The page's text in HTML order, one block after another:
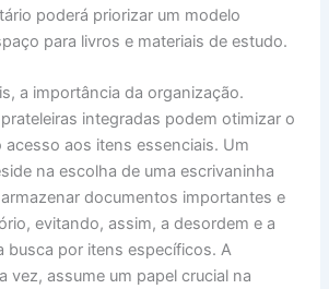
poderá priorizar um modelo
para livros e materiais de estudo.
a importância da organização.
integradas podem otimizar o
acesso aos itens essenciais. Um
na escolha de uma escrivaninha
documentos importantes e
evitando, assim, a desordem e a
busca por itens específicos. A
vez, assume um papel crucial na